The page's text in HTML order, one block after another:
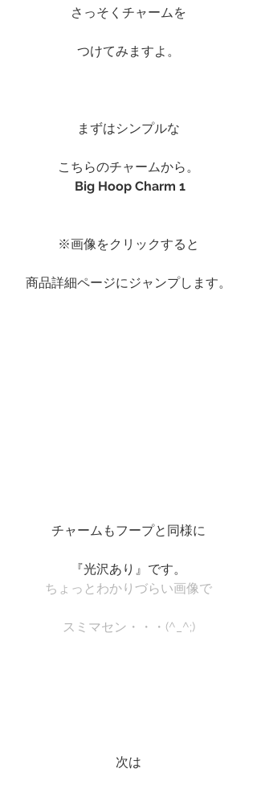
さっそくチャームを
つけてみますよ。
まずはシンプルな
こちらのチャームから。
Big Hoop Charm 1
※画像をクリックすると
商品詳細ページにジャンプします。
チャームもフープと同様に
『光沢あり』です。
ちょっとわかりづらい画像で
スミマセン・・・(^_^;)
次は